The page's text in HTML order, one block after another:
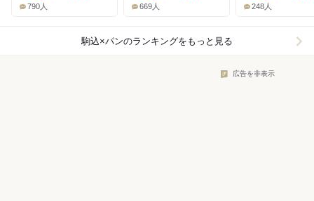
790人 669人 248人
駒込×パンのランキングをもっと見る
広告を非表示